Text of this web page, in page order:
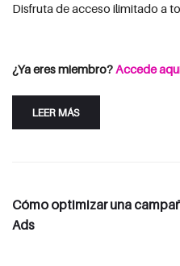
Disfruta de acceso ilimitado a
¿Ya eres miembro?Accede
LEER MÁS
Cómo optimizar una
Ads